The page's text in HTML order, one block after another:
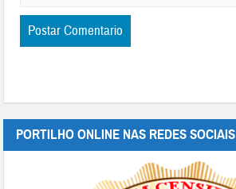
PORTILHO ONLINE NAS REDES SOCIAIS